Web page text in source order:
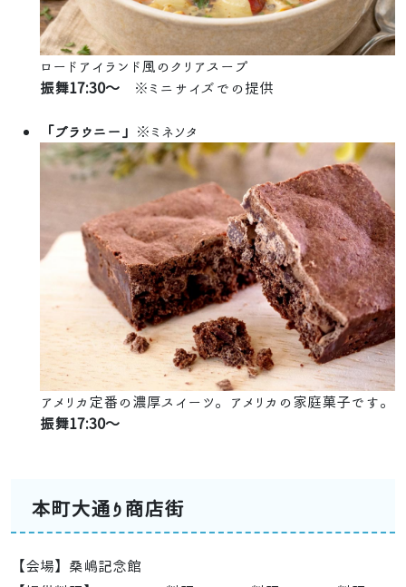
ロードアイランド風のクリアスープ
振舞17:30～ ※ミニサイズでの提供
「ブラウニー」 ※ミネソタ
アメリカ定番の濃厚スイーツ。アメリカの家庭菓子です。
振舞17:30～
本町大通り商店街
【会場】桑嶋記念館